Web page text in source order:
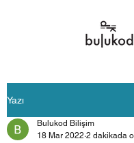
Yazı
Bulukod Bilişim
18 Mar 2022 2 dakikada